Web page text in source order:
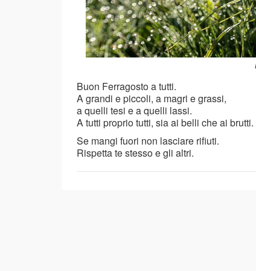
Buon Ferragosto a tutti.
A grandi e piccoli, a magri e grassi,
a quelli tesi e a quelli lassi.
A tutti proprio tutti, sia ai belli che ai brutti.
Se mangi fuori non lasciare rifiuti.
Rispetta te stesso e gli altri.